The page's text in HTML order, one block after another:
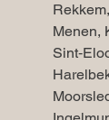
Menen,